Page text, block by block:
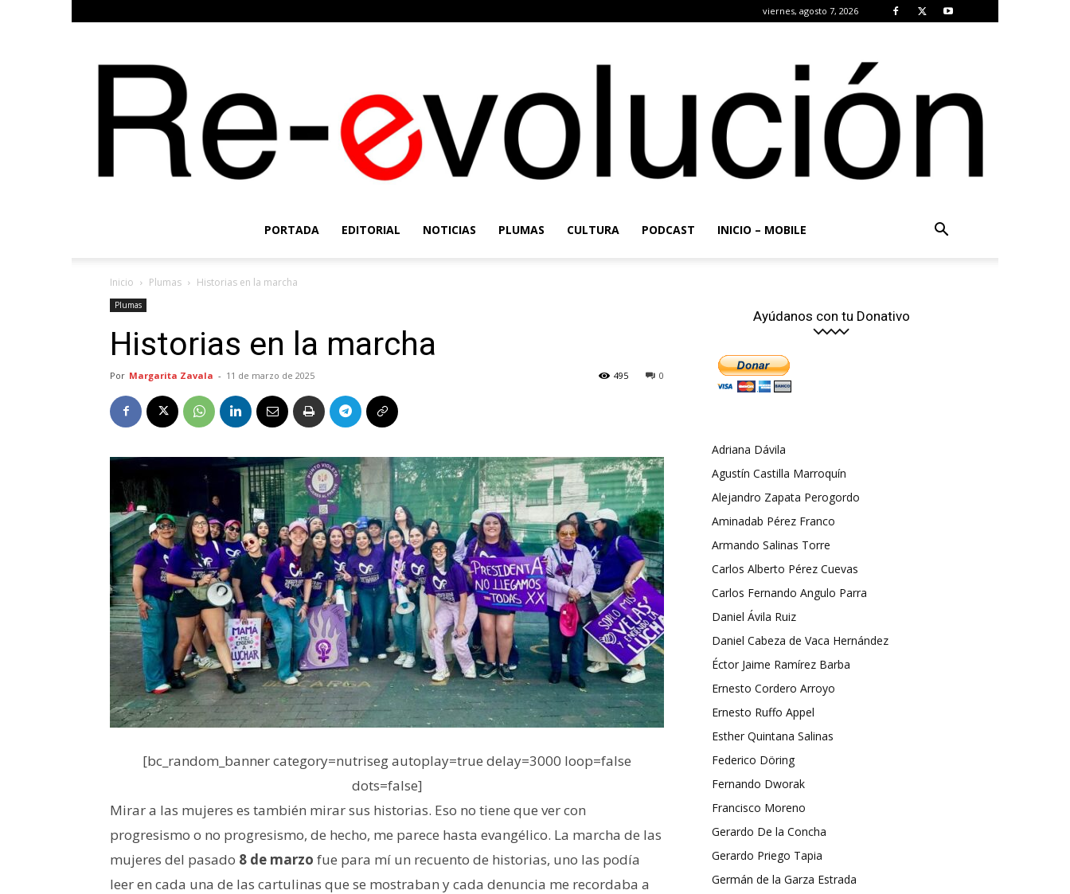
viernes, agosto 7, 2026
PORTADA EDITORIAL NOTICIAS PLUMAS CULTURA PODCAST INICIO – MOBILE
Inicio Plumas Historias en la marcha
Plumas
Historias en la marcha
Por Margarita Zavala - 11 de marzo de 2025 0
495
[bc_random_banner category=nutriseg autoplay=true delay=3000 loop=false
dots=false]
Mirar a las mujeres es también mirar sus historias. Eso no tiene que ver con
progresismo o no progresismo, de hecho, me parece hasta evangélico. La marcha de las
mujeres del pasado 8 de marzo fue para mí un recuento de historias, uno las podía
leer en cada una de las cartulinas que se mostraban y cada denuncia me recordaba a
Ayúdanos con tu Donativo
Adriana Dávila
Agustín Castilla Marroquín
Alejandro Zapata Perogordo
Aminadab Pérez Franco
Armando Salinas Torre
Carlos Alberto Pérez Cuevas
Carlos Fernando Angulo Parra
Daniel Ávila Ruiz
Daniel Cabeza de Vaca Hernández
Éctor Jaime Ramírez Barba
Ernesto Cordero Arroyo
Ernesto Ruffo Appel
Esther Quintana Salinas
Federico Döring
Fernando Dworak
Francisco Moreno
Gerardo De la Concha
Gerardo Priego Tapia
Germán de la Garza Estrada